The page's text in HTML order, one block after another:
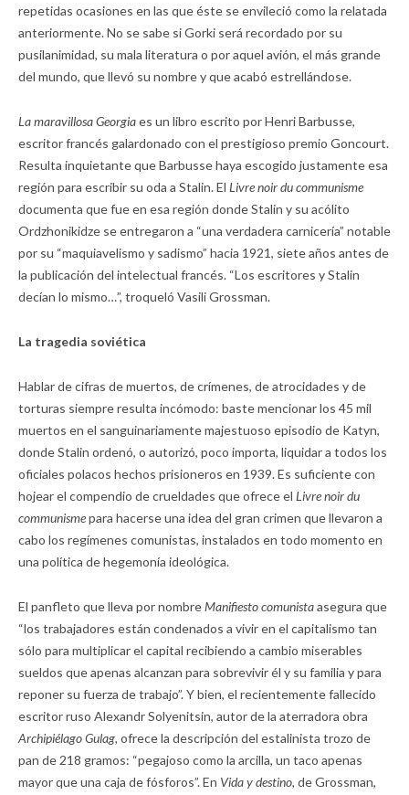
repetidas ocasiones en las que éste se envileció como la relatada
anteriormente. No se sabe si Gorki será recordado por su
pusilanimidad, su mala literatura o por aquel avión, el más grande
del mundo, que llevó su nombre y que acabó estrellándose.
La maravillosa Georgiaes un libro escrito por Henri Barbusse,
escritor francés galardonado con el prestigioso premio Goncourt.
Resulta inquietante que Barbusse haya escogido justamente esa
región para escribir su oda a Stalin. El Livre noir du communisme
documenta que fue en esa región donde Stalin y su acólito
Ordzhonikidze se entregaron a “una verdadera carnicería” notable
por su “maquiavelismo y sadismo” hacia 1921, siete años antes de
la publicación del intelectual francés. “Los escritores y Stalin
decían lo mismo…”, troqueló Vasili Grossman.
La tragedia soviética
Hablar de cifras de muertos, de crímenes, de atrocidades y de
torturas siempre resulta incómodo: baste mencionar los 45 mil
muertos en el sanguinariamente majestuoso episodio de Katyn,
donde Stalin ordenó, o autorizó, poco importa, liquidar a todos los
oficiales polacos hechos prisioneros en 1939. Es suficiente con
hojear el compendio de crueldades que ofrece el Livre noir du
communismepara hacerse una idea del gran crimen que llevaron a
cabo los regímenes comunistas, instalados en todo momento en
una política de hegemonía ideológica.
El panfleto que lleva por nombreManifiesto comunistaasegura que
“los trabajadores están condenados a vivir en el capitalismo tan
sólo para multiplicar el capital recibiendo a cambio miserables
sueldos que apenas alcanzan para sobrevivir él y su familia y para
reponer su fuerza de trabajo”. Y bien, el recientemente fallecido
escritor ruso Alexandr Solyenitsin, autor de la aterradora obra
Archipiélago Gulag, ofrece la descripción del estalinista trozo de
pan de 218 gramos: “pegajoso como la arcilla, un taco apenas
mayor que una caja de fósforos”. En Vida y destino, de Grossman,